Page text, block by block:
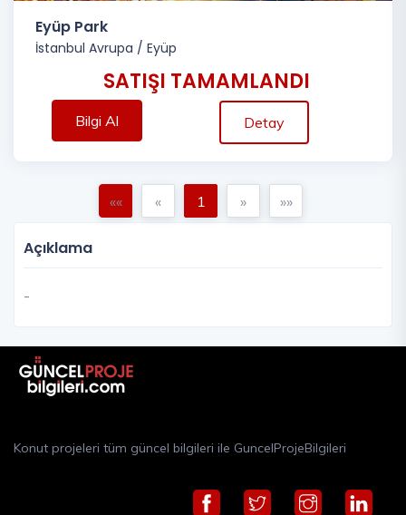
Eyüp Park
İstanbul Avrupa / Eyüp
SATIŞI TAMAMLANDI
Bilgi Al Detay
«« « 1 » »»
Açıklama
-
Konut projeleri tüm güncel bilgileri ile GuncelProjeBilgileri